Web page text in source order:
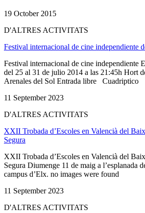
19 October 2015
D'ALTRES ACTIVITATS
Festival internacional de cine independiente
Festival internacional de cine independiente
del 25 al 31 de julio 2014 a las 21:45h Hort
Arenales del Sol Entrada libre Cuadriptico
11 September 2023
D'ALTRES ACTIVITATS
XXII Trobada d’Escoles en Valencià del
Segura
XXII Trobada d’Escoles en Valencià del
Segura Diumenge 11 de maig a l’esplanada
campus d’Elx. no images were found
11 September 2023
D'ALTRES ACTIVITATS